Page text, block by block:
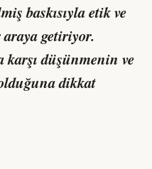
baskısıyla etik ve
getiriyor.
düşünmenin ve
dikkat